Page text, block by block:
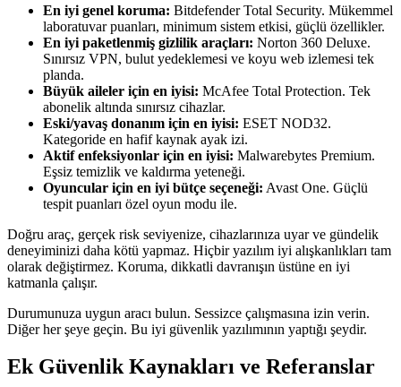
En iyi genel koruma: Bitdefender Total Security. Mükemmel
laboratuvar puanları, minimum sistem etkisi, güçlü özellikler.
En iyi paketlenmiş gizlilik araçları: Norton 360 Deluxe.
Sınırsız VPN, bulut yedeklemesi ve koyu web izlemesi tek
planda.
Büyük aileler için en iyisi: McAfee Total Protection. Tek
abonelik altında sınırsız cihazlar.
Eski/yavaş donanım için en iyisi: ESET NOD32.
Kategoride en hafif kaynak ayak izi.
Aktif enfeksiyonlar için en iyisi: Malwarebytes Premium.
Eşsiz temizlik ve kaldırma yeteneği.
Oyuncular için en iyi bütçe seçeneği: Avast One. Güçlü
tespit puanları özel oyun modu ile.
Doğru araç, gerçek risk seviyenize, cihazlarınıza uyar ve gündelik
deneyiminizi daha kötü yapmaz. Hiçbir yazılım iyi alışkanlıkları tam
olarak değiştirmez. Koruma, dikkatli davranışın üstüne en iyi
katmanla çalışır.
Durumunuza uygun aracı bulun. Sessizce çalışmasına izin verin.
Diğer her şeye geçin. Bu iyi güvenlik yazılımının yaptığı şeydir.
Ek Güvenlik Kaynakları ve Referanslar